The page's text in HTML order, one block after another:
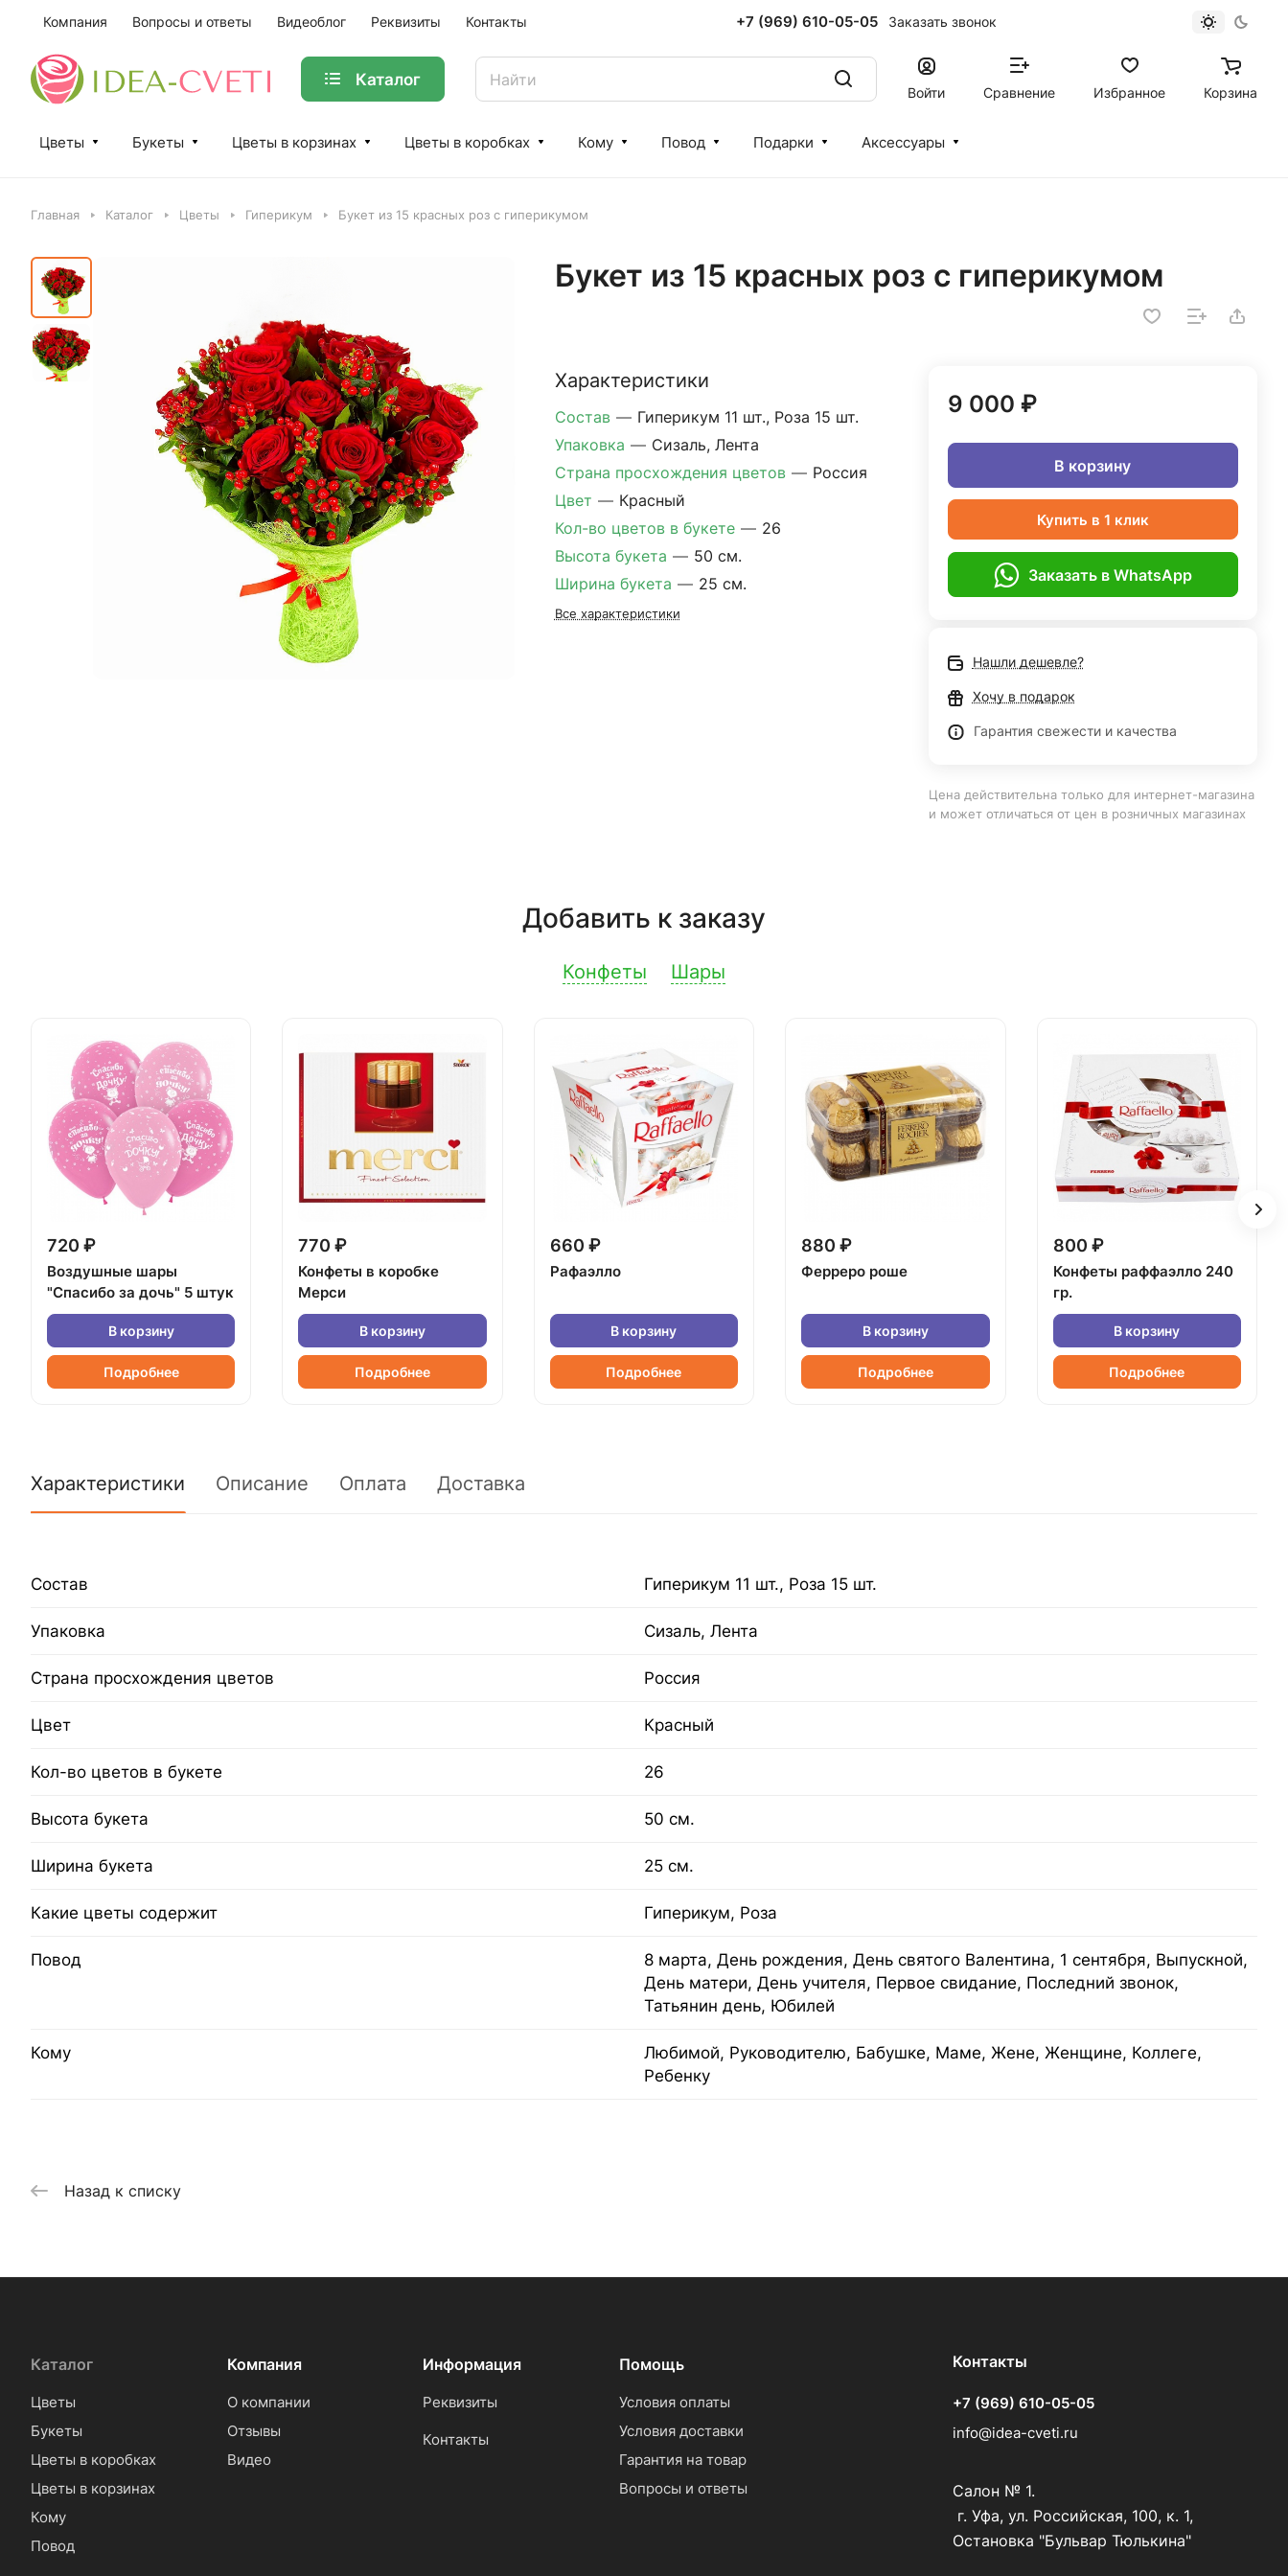
Компания Вопросы и ответы Видеоблог Реквизиты Контакты +7 (969) 610-05-05 Заказать звонок
Каталог
Войти Сравнение Избранное Корзина
Цветы Букеты Цветы в корзинах Цветы в коробках Кому Повод Подарки Аксессуары
Главная Каталог Цветы Гиперикум Букет из 15 красных роз с гиперикумом
Букет из 15 красных роз с гиперикумом
Характеристики
Состав — Гиперикум 11 шт., Роза 15 шт.
Упаковка — Сизаль, Лента
Страна просхождения цветов — Россия
Цвет — Красный
Кол-во цветов в букете — 26
Высота букета — 50 см.
Ширина букета — 25 см.
Все характеристики
9 000 ₽
В корзину
Купить в 1 клик
Заказать в WhatsApp
Нашли дешевле?
Хочу в подарок
Гарантия свежести и качества
Цена действительна только для интернет-магазина
и может отличаться от цен в розничных магазинах
Добавить к заказу
Конфеты Шары
720 ₽
Воздушные шары
"Спасибо за дочь" 5 штук
В корзину
Подробнее
770 ₽
Конфеты в коробке
Мерси
В корзину
Подробнее
660 ₽
Рафаэлло
В корзину
Подробнее
880 ₽
Ферреро роше
В корзину
Подробнее
800 ₽
Конфеты раффаэлло 240
гр.
В корзину
Подробнее
Характеристики Описание Оплата Доставка
Состав Гиперикум 11 шт., Роза 15 шт.
Упаковка Сизаль, Лента
Страна просхождения цветов Россия
Цвет Красный
Кол-во цветов в букете 26
Высота букета 50 см.
Ширина букета 25 см.
Какие цветы содержит Гиперикум, Роза
Повод
8 марта, День рождения, День святого Валентина, 1 сентября, Выпускной,
День матери, День учителя, Первое свидание, Последний звонок,
Татьянин день, Юбилей
Кому
Любимой, Руководителю, Бабушке, Маме, Жене, Женщине, Коллеге,
Ребенку
Назад к списку
Каталог
Цветы
Букеты
Цветы в коробках
Цветы в корзинах
Кому
Повод
Компания
О компании
Отзывы
Видео
Информация
Реквизиты
Контакты
Помощь
Условия оплаты
Условия доставки
Гарантия на товар
Вопросы и ответы
Контакты
+7 (969) 610-05-05
info@idea-cveti.ru
Салон № 1.
г. Уфа, ул. Российская, 100, к. 1,
Остановка "Бульвар Тюлькина"